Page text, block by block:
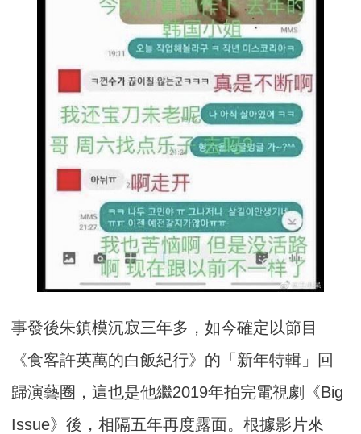
事發後朱鎮模沉寂三年多，如今確定以節目
《食客許英萬的白飯紀行》的「新年特輯」回
歸演藝圈，這也是他繼2019年拍完電視劇《Big
Issue》後，相隔五年再度露面。根據影片來